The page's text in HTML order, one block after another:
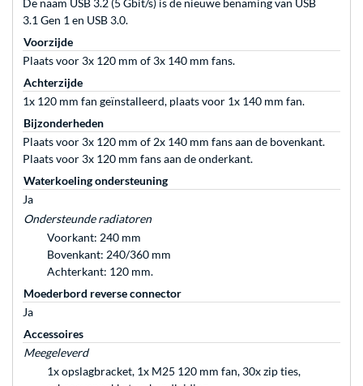
De naam USB 3.2 (5 Gbit/s) is de nieuwe benaming van USB
3.1 Gen 1 en USB 3.0.
Voorzijde
Plaats voor 3x 120 mm of 3x 140 mm fans.
Achterzijde
1x 120 mm fan geïnstalleerd, plaats voor 1x 140 mm fan.
Bijzonderheden
Plaats voor 3x 120 mm of 2x 140 mm fans aan de bovenkant.
Plaats voor 3x 120 mm fans aan de onderkant.
Waterkoeling ondersteuning
Ja
Ondersteunde radiatoren
Voorkant: 240 mm
Bovenkant: 240/360 mm
Achterkant: 120 mm.
Moederbord reverse connector
Ja
Accessoires
Meegeleverd
1x opslagbracket, 1x M25 120 mm fan, 30x zip ties,